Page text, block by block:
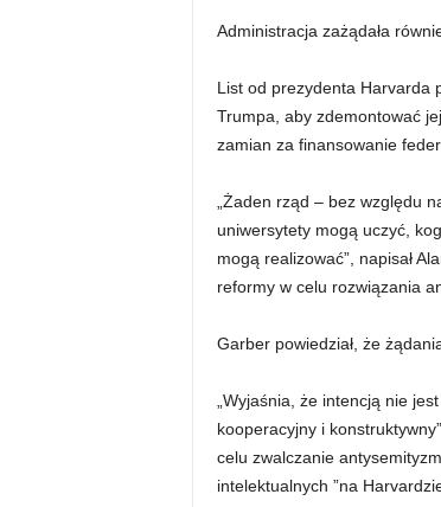
Administracja zażądała
List od prezydenta Harvarda
Trumpa, aby zdemontować
zamian za finansowanie
„Żaden rząd – bez względu
uniwersytety mogą uczyć,
mogą realizować”, napisał
reformy w celu rozwiązania
Garber powiedział, że
„Wyjaśnia, że ​​intencją nie
kooperacyjny i
celu zwalczanie
intelektualnych ”na